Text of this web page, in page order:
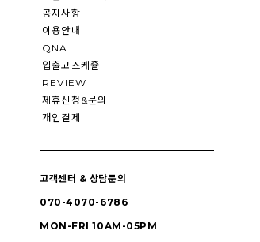
공지사항
이용안내
QNA
입출고스케쥴
REVIEW
제휴신청&문의
개인결제
고객센터 & 상담문의
070-4070-6786
MON-FRI 10AM-05PM